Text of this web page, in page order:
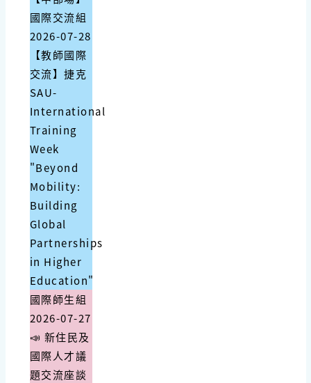
國際交流組
2026-07-28
【教師國際
交流】捷克
SAU-
International
Training
Week
"Beyond
Mobility:
Building
Global
Partnerships
in Higher
Education"
國際師生組
2026-07-27
📣 新住民及
國際人才議
題交流座談